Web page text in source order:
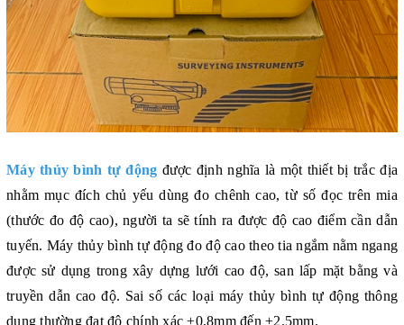
Máy thủy bình tự động được định nghĩa là một thiết bị trắc địa
nhằm mục đích chủ yếu dùng đo chênh cao, từ số đọc trên mia
(thước đo độ cao), người ta sẽ tính ra được độ cao điểm cần dẫn
tuyến. Máy thủy bình tự động đo độ cao theo tia ngắm nằm ngang
được sử dụng trong xây dựng lưới cao độ, san lấp mặt bằng và
truyền dẫn cao độ. Sai số các loại máy thủy bình tự động thông
dụng thường đạt độ chính xác±0,8mmđến ±2.5mm.